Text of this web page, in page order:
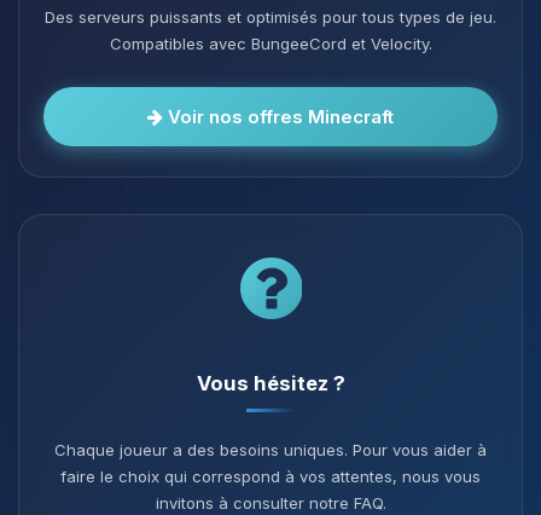
Des serveurs puissants et optimisés pour tous types de jeu.
Compatibles avec BungeeCord et Velocity.
Voir nos offres Minecraft
Vous hésitez ?
Chaque joueur a des besoins uniques. Pour vous aider à
faire le choix qui correspond à vos attentes, nous vous
invitons à consulter notre FAQ.